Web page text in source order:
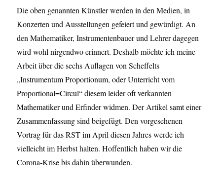
Die oben genannten Künstler werden in den Medien, in
Konzerten und Ausstellungen gefeiert und gewürdigt. An
den Mathematiker, Instrumentenbauer und Lehrer dagegen
wird wohl nirgendwo erinnert. Deshalb möchte ich meine
Arbeit über die sechs Auflagen von Scheffelts
„Instrumentum Proportionum, oder Unterricht vom
Proportional=Circul“ diesem leider oft verkannten
Mathematiker und Erfinder widmen. Der Artikel samt einer
Zusammenfassung sind beigefügt. Den vorgesehenen
Vortrag für das RST im April diesen Jahres werde ich
vielleicht im Herbst halten. Hoffentlich haben wir die
Corona-Krise bis dahin überwunden.